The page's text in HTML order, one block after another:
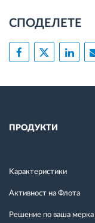
СПОДЕЛЕТЕ
ПРОДУКТИ
Kарактеристики
Активност на Флота
Решение по ваша мерка